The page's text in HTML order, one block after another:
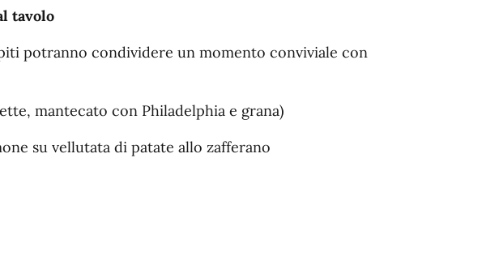
tavolo
potranno condividere un momento conviviale con
mantecato con Philadelphia e grana)
su vellutata di patate allo zafferano